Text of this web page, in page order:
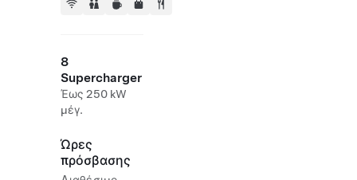
8
Supercharger
Έως 250 kW
μέγ.
Ώρες
πρόσβασης